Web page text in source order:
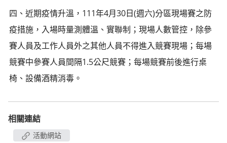
四、近期疫情升溫，111年4月30日(週六)分區現場賽之防
疫措施，入場時量測體溫、實聯制；現場人數管控，除參
賽人員及工作人員外之其他人員不得進入競賽現場；每場
競賽中參賽人員間隔1.5公尺競賽；每場競賽前後進行桌
椅、設備酒精消毒。
相關連結
活動網站